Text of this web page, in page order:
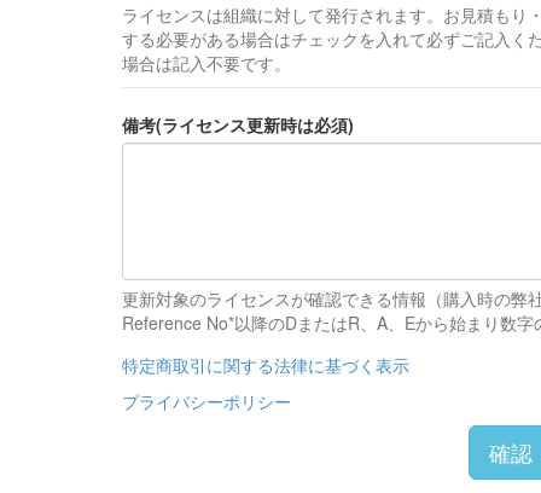
ライセンスは組織に対して発行されます。お見積も
する必要がある場合はチェックを入れて必ずご記入
場合は記入不要です。
備考(ライセンス更新時は必須)
更新対象のライセンスが確認できる情報（購入時の弊
Reference No*以降のDまたはR、A、Eから始ま
特定商取引に関する法律に基づく表示
プライバシーポリシー
確認